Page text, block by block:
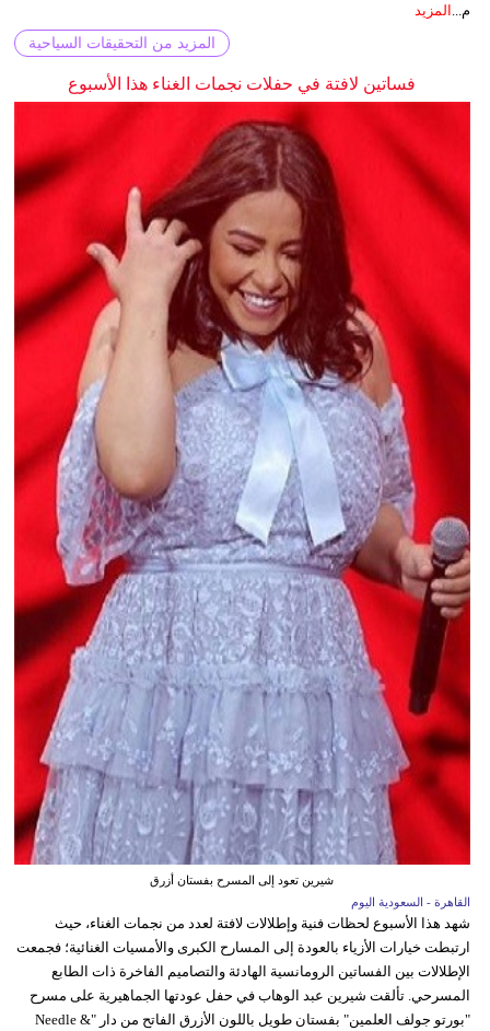
م... المزيد
المزيد من التحقيقات السياحية
فساتين لافتة في حفلات نجمات الغناء هذا الأسبوع
شيرين تعود إلى المسرح بفستان أزرق
القاهرة - السعودية اليوم
شهد هذا الأسبوع لحظات فنية وإطلالات لافتة لعدد من نجمات الغناء، حيث
ارتبطت خيارات الأزياء بالعودة إلى المسارح الكبرى والأمسيات الغنائية؛ فجمعت
الإطلالات بين الفساتين الرومانسية الهادئة والتصاميم الفاخرة ذات الطابع
المسرحي. تألقت شيرين عبد الوهاب في حفل عودتها الجماهيرية على مسرح
"بورتو جولف العلمين" بفستان طويل باللون الأزرق الفاتح من دار "Needle &